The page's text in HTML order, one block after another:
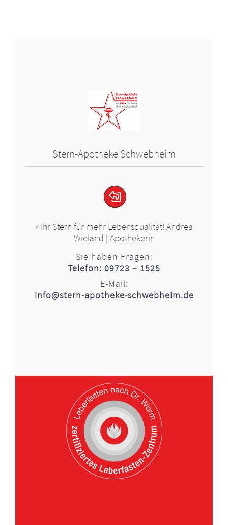
Stern-Apotheke Schwebheim
» Ihr Stern für mehr Lebensqualität! Andrea
Wieland | Apothekerin
Sie haben Fragen:
Telefon: 09723 – 1525
E-Mail:
info@stern-apotheke-schwebheim.de